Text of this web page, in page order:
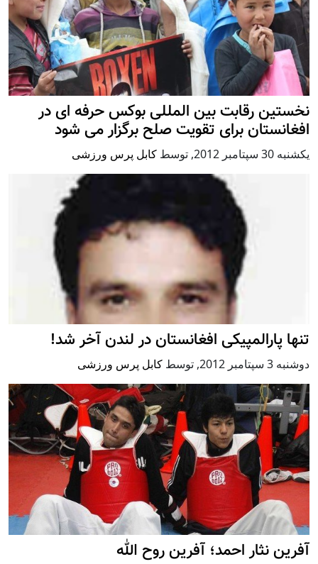
نخستین رقابت بین المللی بوکس حرفه ای در
افغانستان برای تقویت صلح برگزار می شود
يكشنبه 30 سپتامبر 2012 , توسط کابل پرس ورزشی
تنها پارالمپیکی افغانستان در لندن آخر شد!
دوشنبه 3 سپتامبر 2012 , توسط کابل پرس ورزشی
آفرین نثار احمد؛ آفرین روح الله